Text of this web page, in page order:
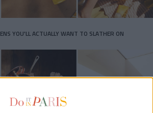
YOU'LL ACTUALLY WANT TO SLATHER ON